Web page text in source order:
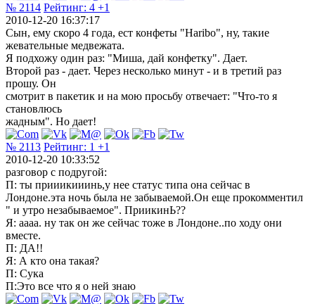
№ 2114 Рейтинг: 4 +1
2010-12-20 16:37:17
Сын, ему скоро 4 года, ест конфеты "Haribo", ну, такие
жевательные медвежата.
Я подхожу один раз: "Миша, дай конфетку". Дает.
Второй раз - дает. Через несколько минут - и в третий раз
прошу. Он
смотрит в пакетик и на мою просьбу отвечает: "Что-то я
становлюсь
жадным". Но дает!
№ 2113 Рейтинг: 1 +1
2010-12-20 10:33:52
разговор с подругой:
П: ты прииикииинь,у нее статус типа она сейчас в
Лондоне.эта ночь была не забываемой.Он еще прокомментил
" и утро незабываемое". ПриикинЬ??
Я: аааа. ну так он же сейчас тоже в Лондоне..по ходу они
вместе.
П: ДА!!
Я: А кто она такая?
П: Сука
П:Это все что я о ней знаю